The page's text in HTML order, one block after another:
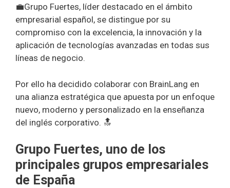
💼Grupo Fuertes, líder destacado en el ámbito
empresarial español, se distingue por su
compromiso con la excelencia, la innovación y la
aplicación de tecnologías avanzadas en todas sus
líneas de negocio.
Por ello ha decidido colaborar con BrainLang en
una alianza estratégica que apuesta por un enfoque
nuevo, moderno y personalizado en la enseñanza
del inglés corporativo. 🔝
Grupo Fuertes, uno de los
principales grupos empresariales
de España